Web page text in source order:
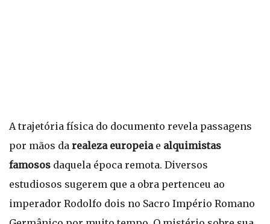
A trajetória física do documento revela passagens
por mãos da realeza europeiae alquimistas
famosos daquela época remota. Diversos
estudiosos sugerem que a obra pertenceu ao
imperador Rodolfo dois no Sacro Império Romano